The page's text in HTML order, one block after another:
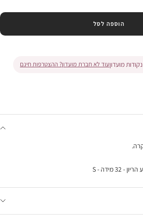
הוספה לסל
נקודות מועדוןעוד לא חברת מועדון? ההצטרפות חינם